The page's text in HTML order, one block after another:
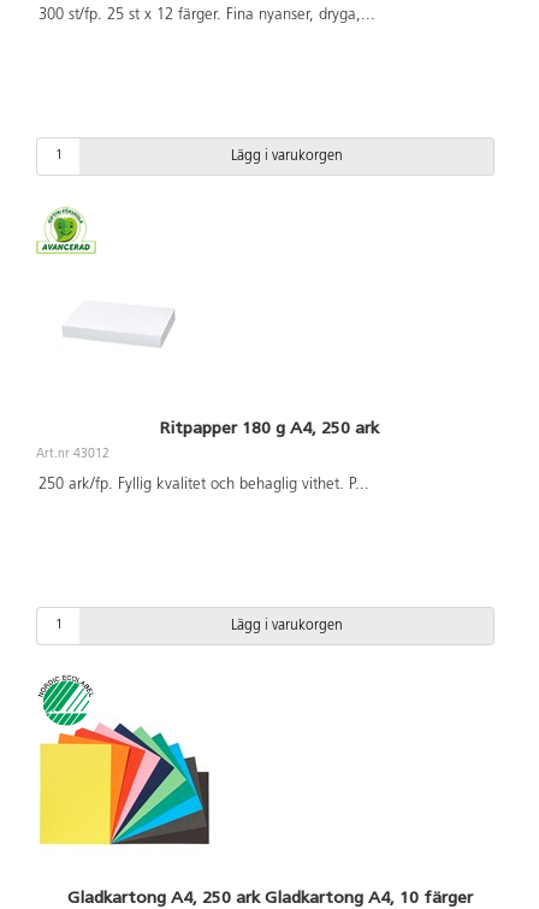
300 st/fp. 25 st x 12 färger. Fina nyanser, dryga,...
Lägg i varukorgen
Ritpapper 180 g A4, 250 ark
Art.nr 43012
250 ark/fp. Fyllig kvalitet och behaglig vithet. P...
Lägg i varukorgen
Gladkartong A4, 250 ark Gladkartong A4, 10 färger